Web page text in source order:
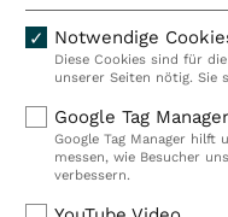
Kliniken
Reha
Prävention
VITREA Deutschland
Notwendige
Diese Cookies sind für
unserer Seiten nötig. Sie
Google Tag Manager
Google Tag Manager hilft
messen, wie Besucher
verbessern.